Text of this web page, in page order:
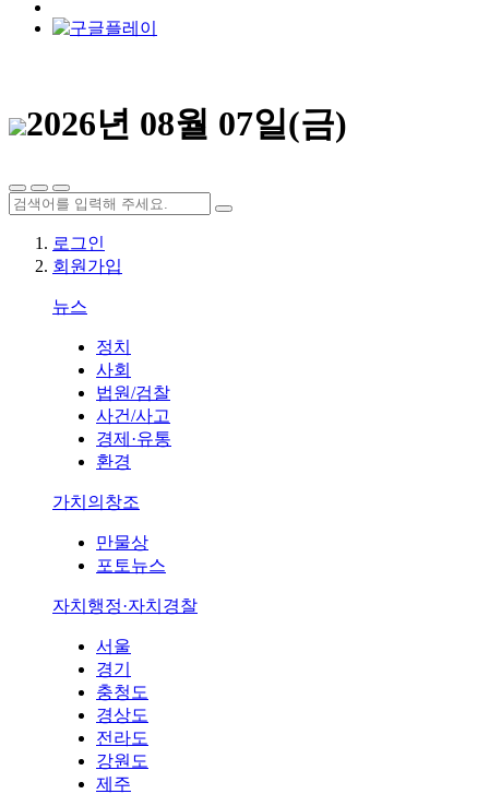
2026년 08월 07일(금)
로그인
회원가입
뉴스
정치
사회
법원/검찰
사건/사고
경제·유통
환경
가치의창조
만물상
포토뉴스
자치행정·자치경찰
서울
경기
충청도
경상도
전라도
강원도
제주